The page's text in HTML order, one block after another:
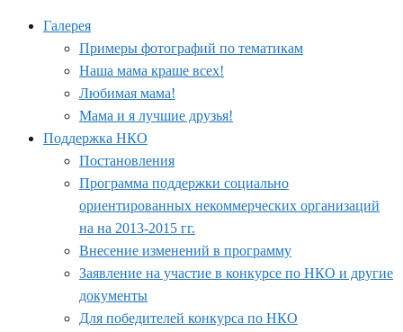
Галерея
Примеры фотографий по тематикам
Наша мама краше всех!
Любимая мама!
Мама и я лучшие друзья!
Поддержка НКО
Постановления
Программа поддержки социально
ориентированных некоммерческих организаций
на на 2013-2015 гг.
Внесение изменений в программу
Заявление на участие в конкурсе по НКО и другие
документы
Для победителей конкурса по НКО